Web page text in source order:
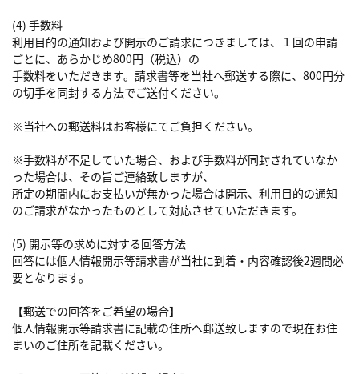
(4) 手数料
利用目的の通知および開示のご請求につきましては、１回の申請
ごとに、あらかじめ800円（税込）の
手数料をいただきます。請求書等を当社へ郵送する際に、800円分
の切手を同封する方法でご送付ください。
※当社への郵送料はお客様にてご負担ください。
※手数料が不足していた場合、および手数料が同封されていなか
った場合は、その旨ご連絡致しますが、
所定の期間内にお支払いが無かった場合は開示、利用目的の通知
のご請求がなかったものとして対応させていただきます。
(5) 開示等の求めに対する回答方法
回答には個人情報開示等請求書が当社に到着・内容確認後2週間必
要となります。
【郵送での回答をご希望の場合】
個人情報開示等請求書に記載の住所へ郵送致しますので現在お住
まいのご住所を記載ください。